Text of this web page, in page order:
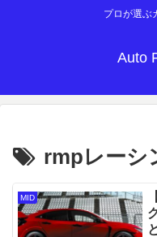
プロが選ぶ
Auto
rmpレーシ
MID